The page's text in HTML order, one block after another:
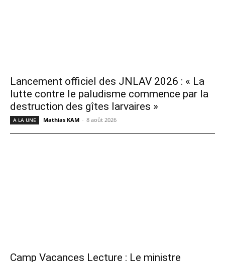
Lancement officiel des JNLAV 2026 : « La
lutte contre le paludisme commence par la
destruction des gîtes larvaires »
A LA UNE Mathias KAM - 8 août 2026
Camp Vacances Lecture : Le ministre